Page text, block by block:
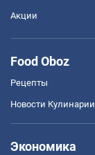
Акции
Food Oboz
Рецепты
Новости Кулинарии
Экономика